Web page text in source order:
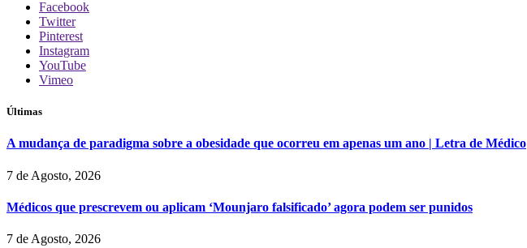
Facebook
Twitter
Pinterest
Instagram
YouTube
Vimeo
Últimas
A mudança de paradigma sobre a obesidade que ocorreu em apenas um ano | Letra de Médico
7 de Agosto, 2026
Médicos que prescrevem ou aplicam ‘Mounjaro falsificado’ agora podem ser punidos
7 de Agosto, 2026